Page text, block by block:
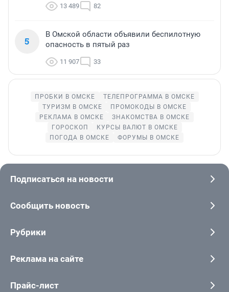
13 489 82
5
В Омской области объявили беспилотную
опасность в пятый раз
11 907 33
ПРОБКИ В ОМСКЕ
ТЕЛЕПРОГРАММА В ОМСКЕ
ТУРИЗМ В ОМСКЕ
ПРОМОКОДЫ В ОМСКЕ
РЕКЛАМА В ОМСКЕ
ЗНАКОМСТВА В ОМСКЕ
ГОРОСКОП
КУРСЫ ВАЛЮТ В ОМСКЕ
ПОГОДА В ОМСКЕ
ФОРУМЫ В ОМСКЕ
Подписаться на новости
Сообщить новость
Рубрики
Реклама на сайте
Прайс-лист